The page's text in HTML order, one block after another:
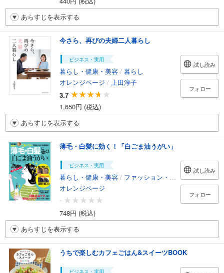
あらすじを表示する
今さら、再びの夫婦二人暮らし
ビジネス・実用
暮らし・健康・美容 / 暮らし
オレンジページ / 上田淳子
3.7
1,650円 (税込)
試し読み
フォロー
あらすじを表示する
薄毛・白髪に効く！「白ごま油うがい」
ビジネス・実用
暮らし・健康・美容 / ファッション・美容
オレンジページ
-
748円 (税込)
試し読み
フォロー
あらすじを表示する
うちで楽しむカフェごはん&スイーツBOOK
ビジネス・実用